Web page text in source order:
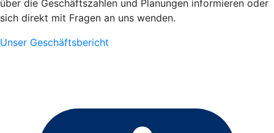
über die Geschäftszahlen und Planungen informieren oder
sich direkt mit Fragen an uns wenden.
Unser Geschäftsbericht